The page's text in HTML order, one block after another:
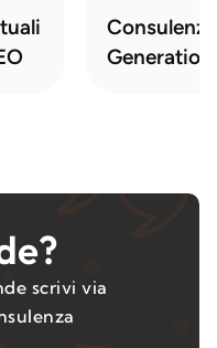
Generation
scrivi via